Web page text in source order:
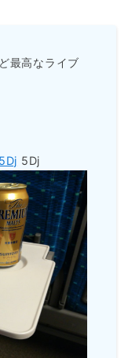
最高なライブ
5Dj